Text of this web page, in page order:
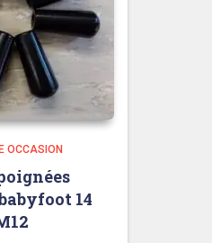
OCCASION
14